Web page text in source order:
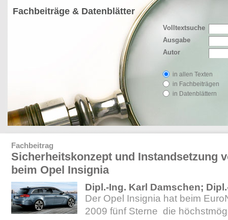
Volltextsuche
Ausgabe
Autor
in allen Texten
in Fachbeiträgen
in Datenblättern
Fachbeiträge & Datenblätter
Fachbeitrag
Sicherheitskonzept und Instandsetzung
beim Opel Insignia
Dipl.-Ing. Karl Damschen;
Der Opel Insignia hat beim
2009 fünf Sterne  die